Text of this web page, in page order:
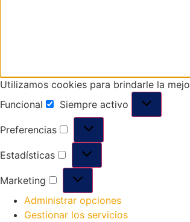
Utilizamos cookies para brindarle la
Funcional
Siempre activo
Preferencias
Estadísticas
Marketing
Administrar opciones
Gestionar los servicios